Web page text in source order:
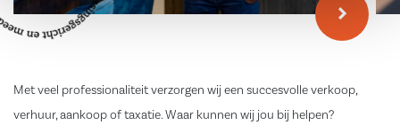
Met veel professionaliteit verzorgen wij een succesvolle verkoop,
verhuur, aankoop of taxatie. Waar kunnen wij jou bij helpen?